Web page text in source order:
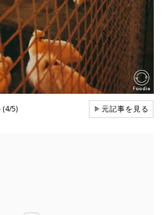
(4/5) ▶元記事を見る